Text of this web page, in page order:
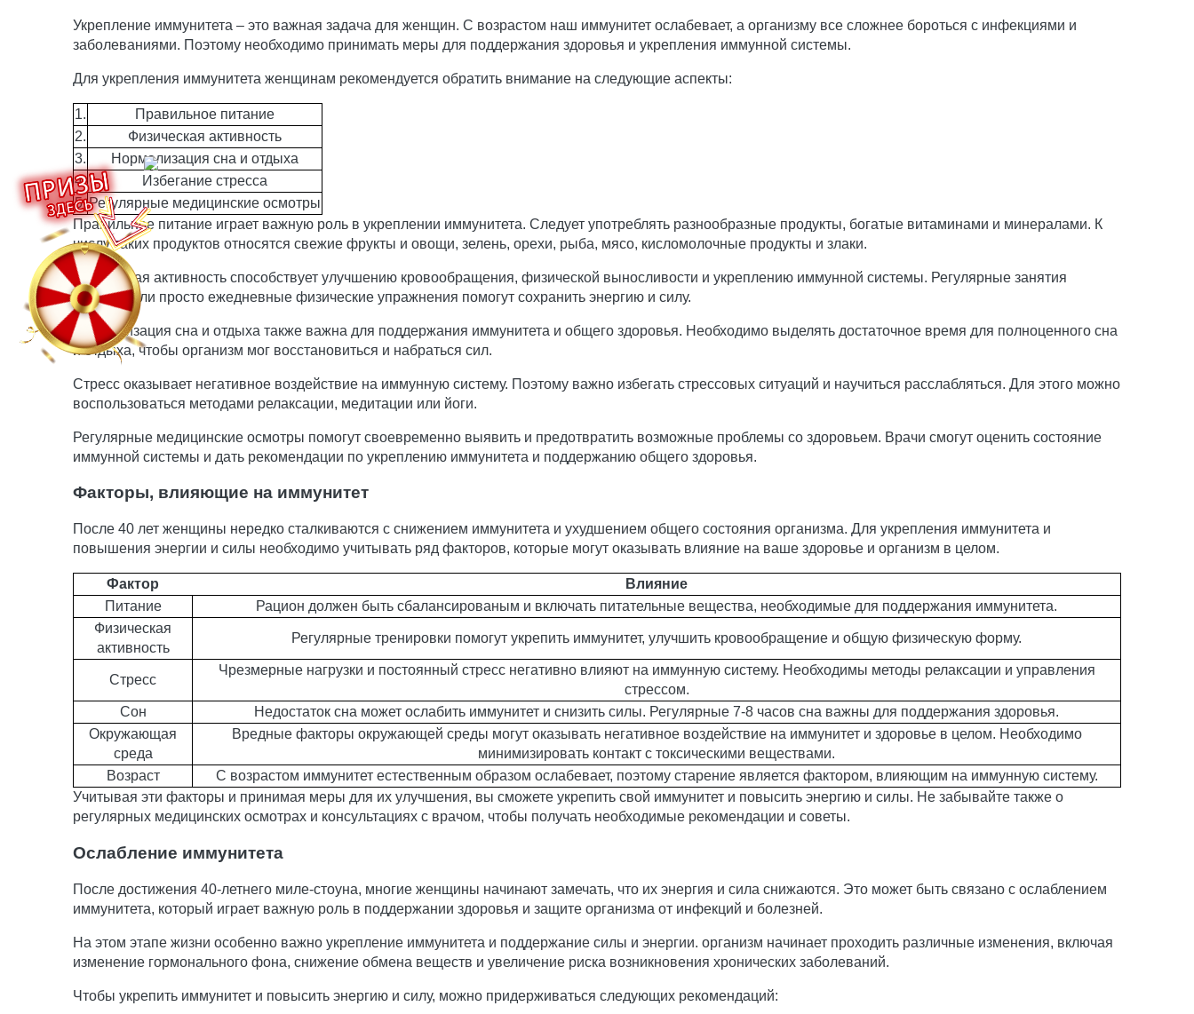
Укрепление иммунитета – это важная задача для женщин. С возрастом наш иммунитет ослабевает, а организму все сложнее бороться с инфекциями и
заболеваниями. Поэтому необходимо принимать меры для поддержания здоровья и укрепления иммунной системы.
Для укрепления иммунитета женщинам рекомендуется обратить внимание на следующие аспекты:
1.
Правильное питание
2.
Физическая активность
3.
Нормализация сна и отдыха
4.
Избегание стресса
5.Регулярные медицинские осмотры
Правильное питание играет важную роль в укреплении иммунитета. Следует употреблять разнообразные продукты, богатые витаминами и минералами. К
числу таких продуктов относятся свежие фрукты и овощи, зелень, орехи, рыба, мясо, кисломолочные продукты и злаки.
Физическая активность способствует улучшению кровообращения, физической выносливости и укреплению иммунной системы. Регулярные занятия
спортом или просто ежедневные физические упражнения помогут сохранить энергию и силу.
Нормализация сна и отдыха также важна для поддержания иммунитета и общего здоровья. Необходимо выделять достаточное время для полноценного сна
и отдыха, чтобы организм мог восстановиться и набраться сил.
Стресс оказывает негативное воздействие на иммунную систему. Поэтому важно избегать стрессовых ситуаций и научиться расслабляться. Для этого можно
воспользоваться методами релаксации, медитации или йоги.
Регулярные медицинские осмотры помогут своевременно выявить и предотвратить возможные проблемы со здоровьем. Врачи смогут оценить состояние
иммунной системы и дать рекомендации по укреплению иммунитета и поддержанию общего здоровья.
Факторы, влияющие на иммунитет
После 40 лет женщины нередко сталкиваются с снижением иммунитета и ухудшением общего состояния организма. Для укрепления иммунитета и
повышения энергии и силы необходимо учитывать ряд факторов, которые могут оказывать влияние на ваше здоровье и организм в целом.
Фактор
Влияние
Питание
Рацион должен быть сбалансированым и включать питательные вещества, необходимые для поддержания иммунитета.
Физическая
активность
Регулярные тренировки помогут укрепить иммунитет, улучшить кровообращение и общую физическую форму.
Стресс
Чрезмерные нагрузки и постоянный стресс негативно влияют на иммунную систему. Необходимы методы релаксации и управления
стрессом.
Сон
Недостаток сна может ослабить иммунитет и снизить силы. Регулярные 7-8 часов сна важны для поддержания здоровья.
Окружающая
среда
Вредные факторы окружающей среды могут оказывать негативное воздействие на иммунитет и здоровье в целом. Необходимо
минимизировать контакт с токсическими веществами.
Возраст
С возрастом иммунитет естественным образом ослабевает, поэтому старение является фактором, влияющим на иммунную систему.
Учитывая эти факторы и принимая меры для их улучшения, вы сможете укрепить свой иммунитет и повысить энергию и силы. Не забывайте также о
регулярных медицинских осмотрах и консультациях с врачом, чтобы получать необходимые рекомендации и советы.
Ослабление иммунитета
После достижения 40-летнего миле-стоуна, многие женщины начинают замечать, что их энергия и сила снижаются. Это может быть связано с ослаблением
иммунитета, который играет важную роль в поддержании здоровья и защите организма от инфекций и болезней.
На этом этапе жизни особенно важно укрепление иммунитета и поддержание силы и энергии. организм начинает проходить различные изменения, включая
изменение гормонального фона, снижение обмена веществ и увеличение риска возникновения хронических заболеваний.
Чтобы укрепить иммунитет и повысить энергию и силу, можно придерживаться следующих рекомендаций: